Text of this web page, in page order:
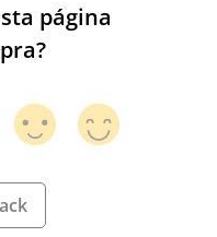
página